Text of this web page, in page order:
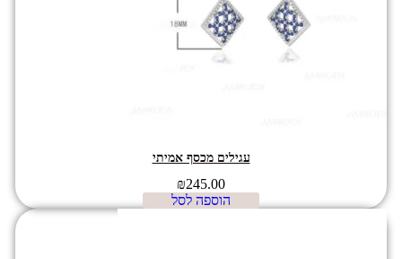
עגילים מכסף אמיתי
₪245.00
הוספה לסל